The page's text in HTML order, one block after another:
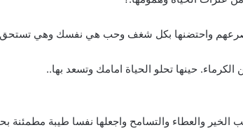
واحتضنها بكل شغف وحب هي نفسك وهي
الكرماء. حينها تحلو الحياة امامك وتسعد بها..
الخير والعطاء والتسامح واجعلها نفسا طيبة مطمئنة